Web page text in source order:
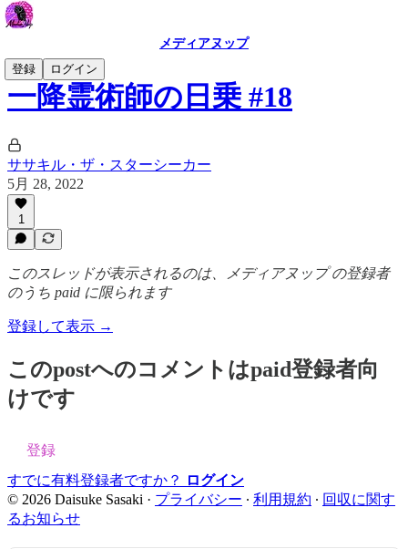
メディアヌップ
登録
ログイン
一降霊術師の日乗 #18
ササキル・ザ・スターシーカー
5月 28, 2022
1
このスレッドが表示されるのは、メディアヌップ の登録者
のうち paid に限られます
登録して表示 →
このpostへのコメントはpaid登録者向
けです
登録
すでに有料登録者ですか？
ログイン
© 2026 Daisuke Sasaki · プライバシー ∙ 利用規約 ∙ 回収に関す
るお知らせ